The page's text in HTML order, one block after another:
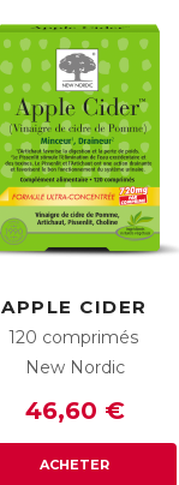
APPLE CIDER
120 comprimés
New Nordic
46,60 €
ACHETER